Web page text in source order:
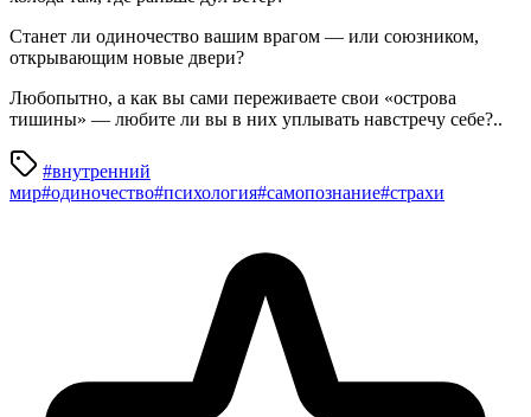
Станет ли одиночество вашим врагом — или союзником,
открывающим новые двери?
Любопытно, а как вы сами переживаете свои «острова
тишины» — любите ли вы в них уплывать навстречу себе?..
#внутренний
мир#одиночество#психология#самопознание#страхи